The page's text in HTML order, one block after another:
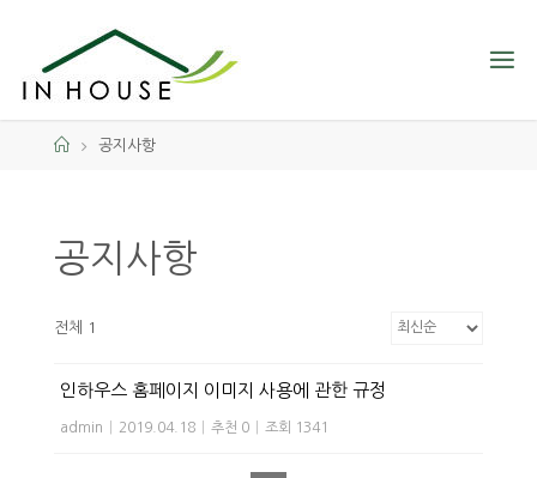
공지사항
공지사항
전체 1
인하우스 홈페이지 이미지 사용에 관한 규정
admin 2019.04.18 추천 0 조회 1341